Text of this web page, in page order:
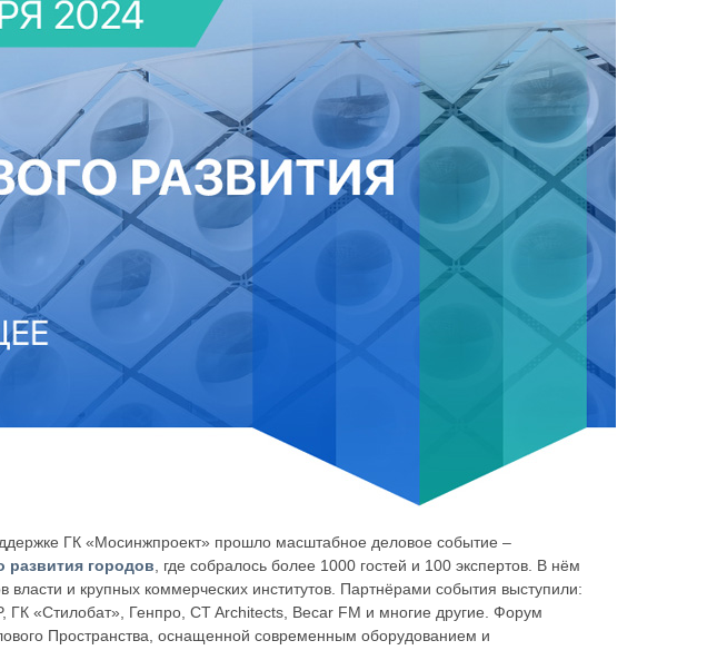
ГК «Мосинжпроект» прошло масштабное деловое событие –
городов , где собралось более 1000 гостей и 100 экспертов. В нём
власти и крупных коммерческих институтов. Партнёрами события выступили:
ГК «Стилобат», Генпро, CT Architects, Becar FM и многие другие. Форум
Пространства, оснащенной современным оборудованием и